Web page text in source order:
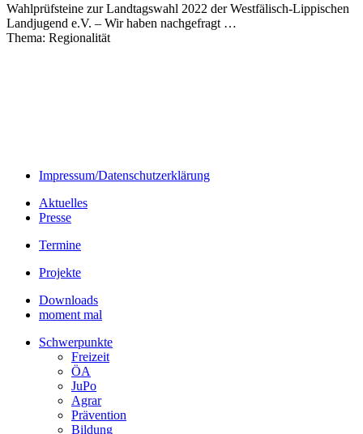
Wahlprüfsteine zur Landtagswahl 2022 der Westfälisch-Lippischen
Landjugend e.V. – Wir haben nachgefragt …
Thema: Regionalität
Impressum/Datenschutzerklärung
Aktuelles
Presse
Termine
Projekte
Downloads
moment mal
Schwerpunkte
Freizeit
ÖA
JuPo
Agrar
Prävention
Bildung